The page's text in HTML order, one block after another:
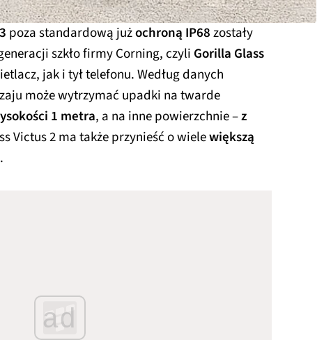
poza standardową jużochroną IP68zostały
szkło firmy Corning, czyli Gorilla Glass
jak i tył telefonu. Według danych
może wytrzymać upadki na twarde
1 metra, a na inne powierzchnie –z
Victus 2 ma także przynieść o wielewiększą
.
ad